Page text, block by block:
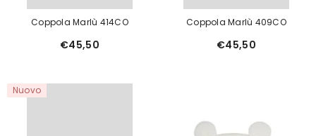
Coppola Marlù 414CO
€45,50
Coppola Marlù 409CO
€45,50
Nuovo